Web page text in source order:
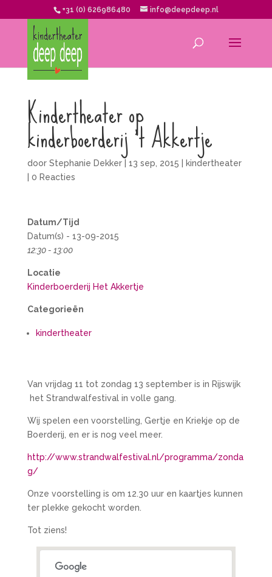
+31 (0) 626986480 info@deepdeep.nl
Kindertheater op
kinderboerderij ’t Akkertje
door Stephanie Dekker| 13 sep, 2015
kindertheater
0 Reacties
Datum/Tijd
Datum(s) - 13-09-2015
12:30 - 13:00
Locatie
Kinderboerderij Het Akkertje
Categorieën
kindertheater
Van vrijdag 11 tot zondag 13 september is in Rijswijk
het Strandwalfestival in volle gang.
Wij spelen een voorstelling, Gertje en Kriekje op de
Boerderij, en er is nog veel meer.
http://www.strandwalfestival.nl/programma/zonda
g/
Onze voorstelling is om 12.30 uur en kaartjes kunnen
ter plekke gekocht worden.
Tot ziens!